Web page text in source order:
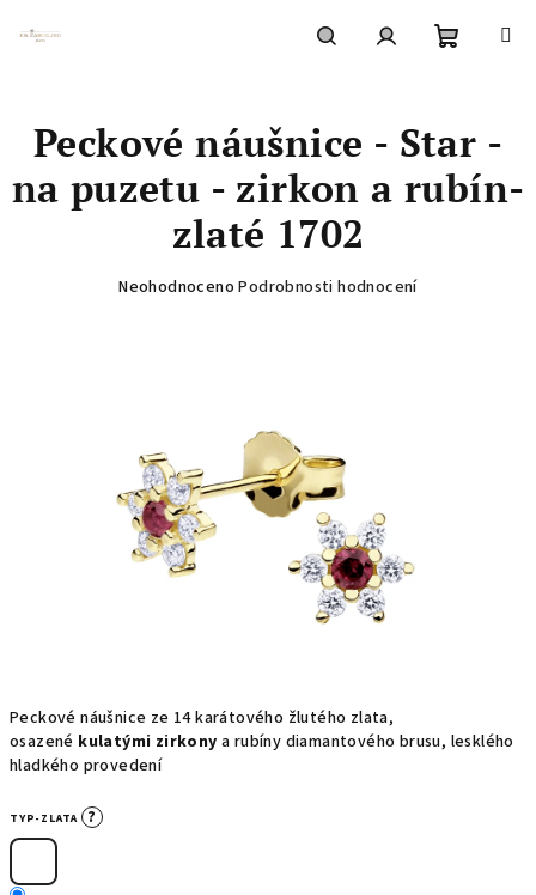
košík
Peckové náušnice ze 14 karátového žlutého zlata,
osazené kulatými zirkony a rubíny diamantového brusu, lesklého
hladkého provedení
TYP-ZLATA ?
Peckové náušnice - Star -
na puzetu - zirkon a rubín-
zlaté 1702
Průměrné
hvězdiček.
Neohodnoceno Podrobnosti hodnocení